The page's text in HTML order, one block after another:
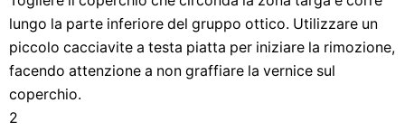
lungo la parte inferiore del gruppo ottico. Utilizzare un
piccolo cacciavite a testa piatta per iniziare la rimozione,
facendo attenzione a non graffiare la vernice sul
coperchio.
2